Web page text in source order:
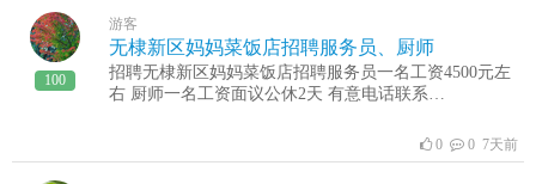
15666805888/15666805999
100
游客
无棣新区妈妈菜饭店招聘服务员、厨师
招聘无棣新区妈妈菜饭店招聘服务员一名工资4500元左
右 厨师一名工资面议公休2天 有意电话联系
0 0 7天前